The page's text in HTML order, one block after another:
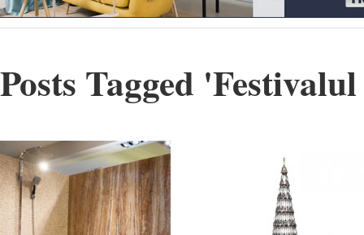
Posts Tagged '